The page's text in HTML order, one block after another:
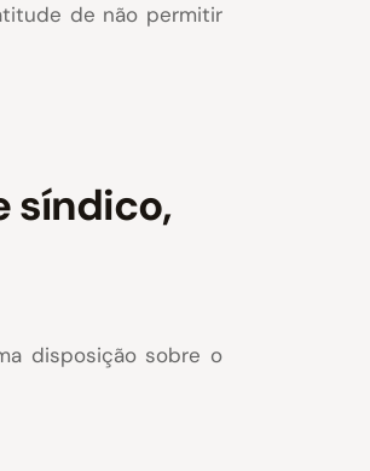
de não permitir
síndico,
disposição sobre o